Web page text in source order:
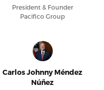
President & Founder
Pacifico Group
Carlos Johnny Méndez
Núñez